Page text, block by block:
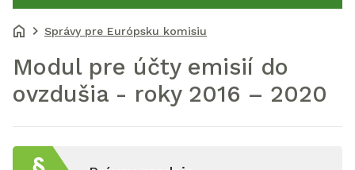
Správy pre Európsku komisiu
Modul pre účty emisií do
ovzdušia - roky 2016 – 2020